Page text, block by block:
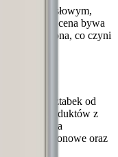
przemysłowym,
Jej cena bywa
ograniczona, co czyni
monet i sztabek od
Wybór produktów z
czy srebra, a
monety bulionowe oraz